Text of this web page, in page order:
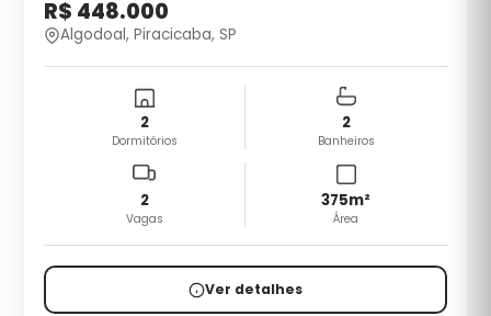
R$ 448.000
Algodoal, Piracicaba, SP
2
Dormitórios
2
Banheiros
2
Vagas
375m²
Área
Ver detalhes